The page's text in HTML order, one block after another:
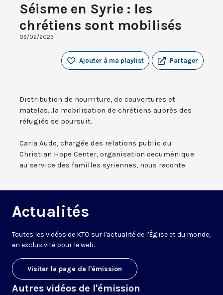
Séisme en Syrie : les
chrétiens sont mobilisés
09/02/2023
Partager
Ajouter à ma playlist
Distribution de nourriture, de couvertures et
matelas...la mobilisation de chrétiens auprès des
réfugiés se poursuit.
Carla Audo, chargée des relations public du
Christian Hope Center, organisation oecuménique
au service des familles syriennes, nous raconte.
Actualités
Toutes les vidéos de KTO sur l'actualité de l'Église et du monde,
en exclusivité pour le web.
Visiter la page de l'émission
Autres vidéos de l'émission